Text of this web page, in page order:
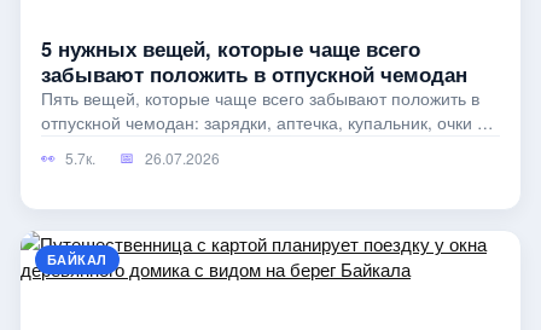
5 нужных вещей, которые чаще всего
забывают положить в отпускной чемодан
5.7к. 26.07.2026
Пять вещей, которые чаще всего забывают положить в
отпускной чемодан: зарядки, аптечка, купальник, очки и
БАЙКАЛ